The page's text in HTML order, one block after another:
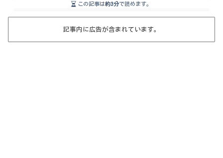
この記事は約3分で読めます。
記事内に広告が含まれています。